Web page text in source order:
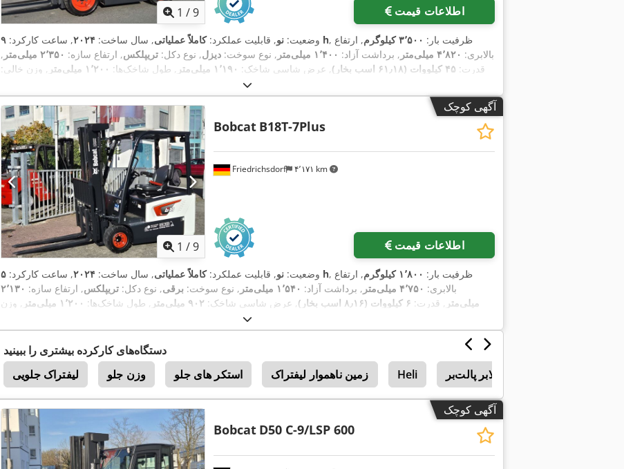
1 /9 اطلاعات قیمت
وضعیت: نو, قابلیت عملکرد:کاملاً عملیاتی, سال ساخت: ۲۰۲۴, ساعت کارکرد: ۹ h , ظرفیت بار: ۳٬۵۰۰ کیلوگرم
, ارتفاع
بالابری: ۴٬۸۲۰ میلی‌متر , برداشت آزاد: ۱٬۴۰۰ میلی‌متر , نوع سوخت: دیزل, نوع دکل: تریپلکس, ارتفاع سازه: ۲٬۳۵۰ میلی‌متر
,
قدرت: ۴۵ کیلووات (۶۱٫۱۸ اسب بخار) , عرض شاسی شاخک: ۱٬۱۹۰ میلی‌متر , طول شاخک‌ها: ۱٬۲۰۰ میلی‌متر
, وزن خالی:
۴٬۸۵۰ کیلوگرم
آگهی کوچک
1 /9
Friedrichsdorf ۴٬۱۷۱ km
Bobcat B18T-7Plus
اطلاعات قیمت
وضعیت: نو, قابلیت عملکرد:کاملاً عملیاتی, سال ساخت: ۲۰۲۴, ساعت کارکرد: ۵ h , ظرفیت بار: ۱٬۸۰۰ کیلوگرم
, ارتفاع
بالابری: ۴٬۷۵۰ میلی‌متر , برداشت آزاد: ۱٬۵۴۰ میلی‌متر , نوع سوخت: برقی, نوع دکل: تریپلکس, ارتفاع سازه: ۲٬۱۳۰
میلی‌متر , قدرت: ۶ کیلووات (۸٫۱۶ اسب بخار) , عرض شاسی شاخک: ۹۰۲ میلی‌متر , طول شاخک‌ها: ۱٬۲۰۰ میلی‌متر
, وزن
۳٬۲۵۰ کیلوگرم
دستگاه‌های کارکرده بیشتری را ببینید
لیفتراک جلویی
وزن جلو استکر های جلو زمین ناهموار لیفتراک Heli بالابر پالت‌بر
آگهی کوچک
Bobcat D50 C-9/LSP 600